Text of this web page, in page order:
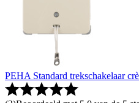
PEHA Standard trekschakelaar